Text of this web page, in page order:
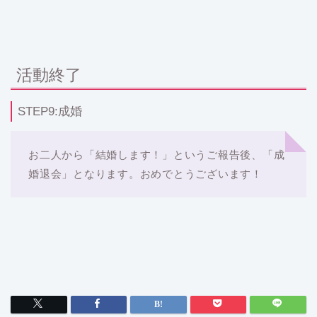
活動終了
STEP9:成婚
お二人から「結婚します！」というご報告後、「成
婚退会」となります。おめでとうございます！